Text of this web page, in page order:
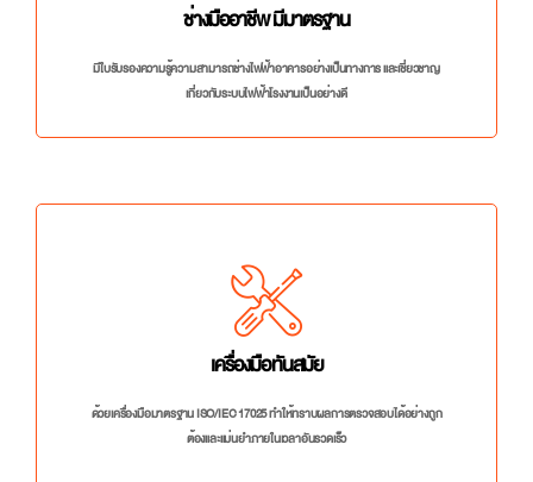
ช่างมืออาชีพ มีมาตรฐาน
มีใบรับรองความรู้ความสามารถช่างไฟฟ้าอาคารอย่างเป็นทางการ และเชี่ยวชาญ
เกี่ยวกับระบบไฟฟ้าโรงงานเป็นอย่างดี
เครื่องมือทันสมัย
ด้วยเครื่องมือมาตรฐาน ISO/IEC 17025 ทำให้ทราบผลการตรวจสอบได้อย่างถูก
ต้องและแม่นยำภายในเวลาอันรวดเร็ว